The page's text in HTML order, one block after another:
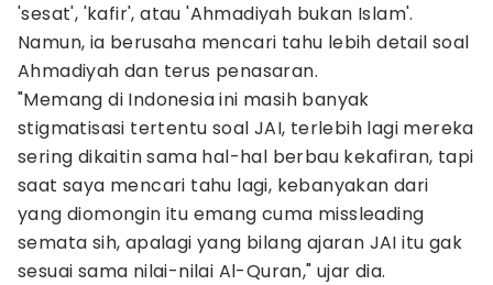
'sesat', 'kafir', atau 'Ahmadiyah bukan Islam'.
Namun, ia berusaha mencari tahu lebih detail soal
Ahmadiyah dan terus penasaran.
"Memang di Indonesia ini masih banyak
stigmatisasi tertentu soal JAI, terlebih lagi mereka
sering dikaitin sama hal-hal berbau kekafiran, tapi
saat saya mencari tahu lagi, kebanyakan dari
yang diomongin itu emang cuma missleading
semata sih, apalagi yang bilang ajaran JAI itu gak
sesuai sama nilai-nilai Al-Quran," ujar dia.